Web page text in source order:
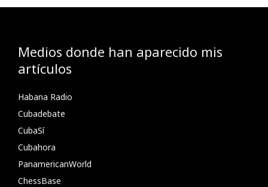
Medios donde han aparecido mis
artículos
Habana Radio
Cubadebate
CubaSí
Cubahora
PanamericanWorld
ChessBase